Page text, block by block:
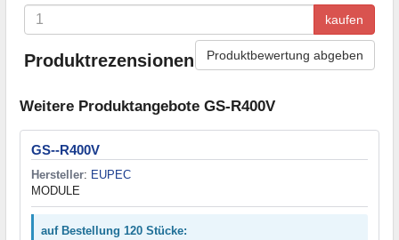
kaufen
Produktrezensionen Produktbewertung abgeben
Weitere Produktangebote GS-R400V
GS--R400V
Hersteller: EUPEC
MODULE
auf Bestellung 120 Stücke: